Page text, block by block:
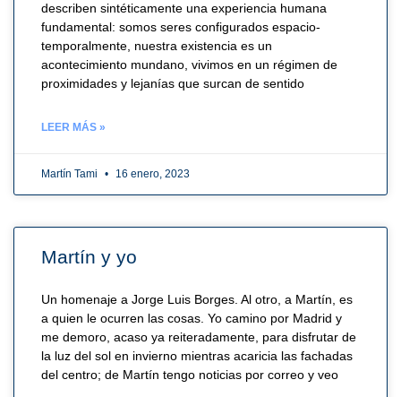
describen sintéticamente una experiencia humana
fundamental: somos seres configurados espacio-
temporalmente, nuestra existencia es un
acontecimiento mundano, vivimos en un régimen de
proximidades y lejanías que surcan de sentido
LEER MÁS »
Martín Tami 16 enero, 2023
Martín y yo
Un homenaje a Jorge Luis Borges. Al otro, a Martín, es
a quien le ocurren las cosas. Yo camino por Madrid y
me demoro, acaso ya reiteradamente, para disfrutar de
la luz del sol en invierno mientras acaricia las fachadas
del centro; de Martín tengo noticias por correo y veo